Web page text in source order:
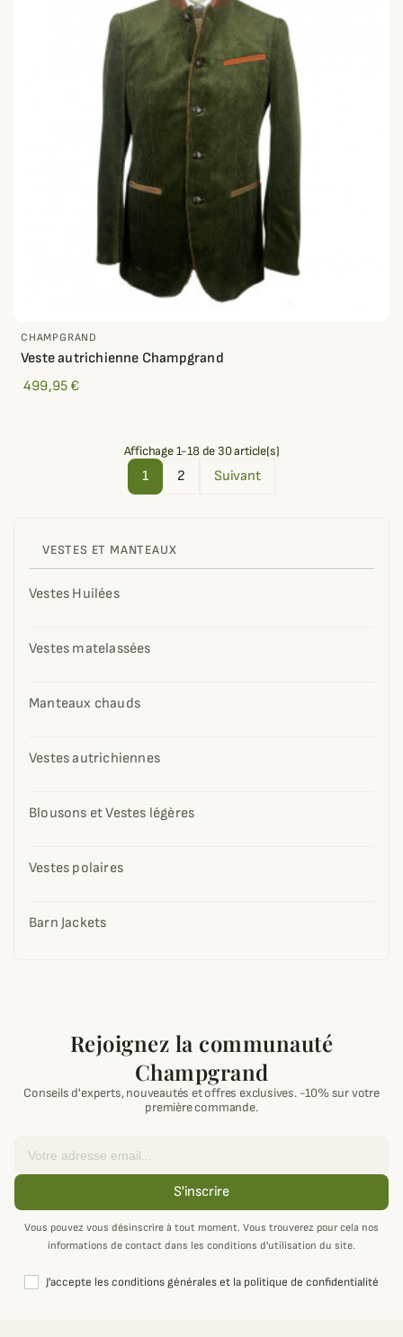
VESTES ET MANTEAUX
Vestes Huilées
Vestes matelassées
Manteaux chauds
Vestes autrichiennes
Blousons et Vestes légères
Vestes polaires
Barn Jackets
CHAMPGRAND
Veste autrichienne Champgrand
499,95 €
Affichage 1-18 de 30 article(s)
1 2 Suivant
Rejoignez la communauté
Champgrand
Conseils d'experts, nouveautés et offres exclusives. -10% sur votre
première commande.
S'inscrire
Vous pouvez vous désinscrire à tout moment. Vous trouverez pour cela nos
informations de contact dans les conditions d'utilisation du site.
J'accepte les conditions générales et la politique de confidentialité